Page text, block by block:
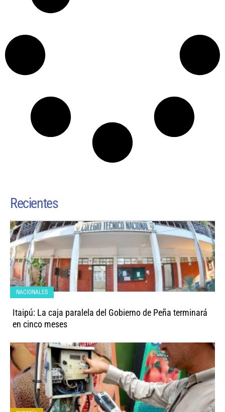
Recientes
Itaipú: La caja paralela del Gobierno de Peña terminará
en cinco meses
NACIONALES